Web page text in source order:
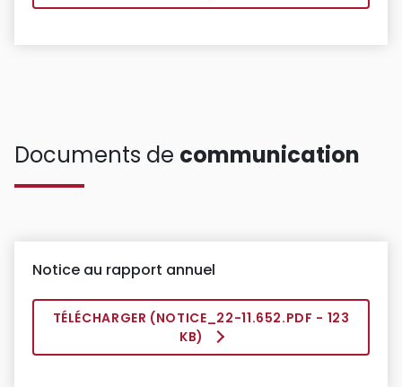
Documents de communication
Notice au rapport annuel
TÉLÉCHARGER (NOTICE_22-11.652.PDF - 123
KB)